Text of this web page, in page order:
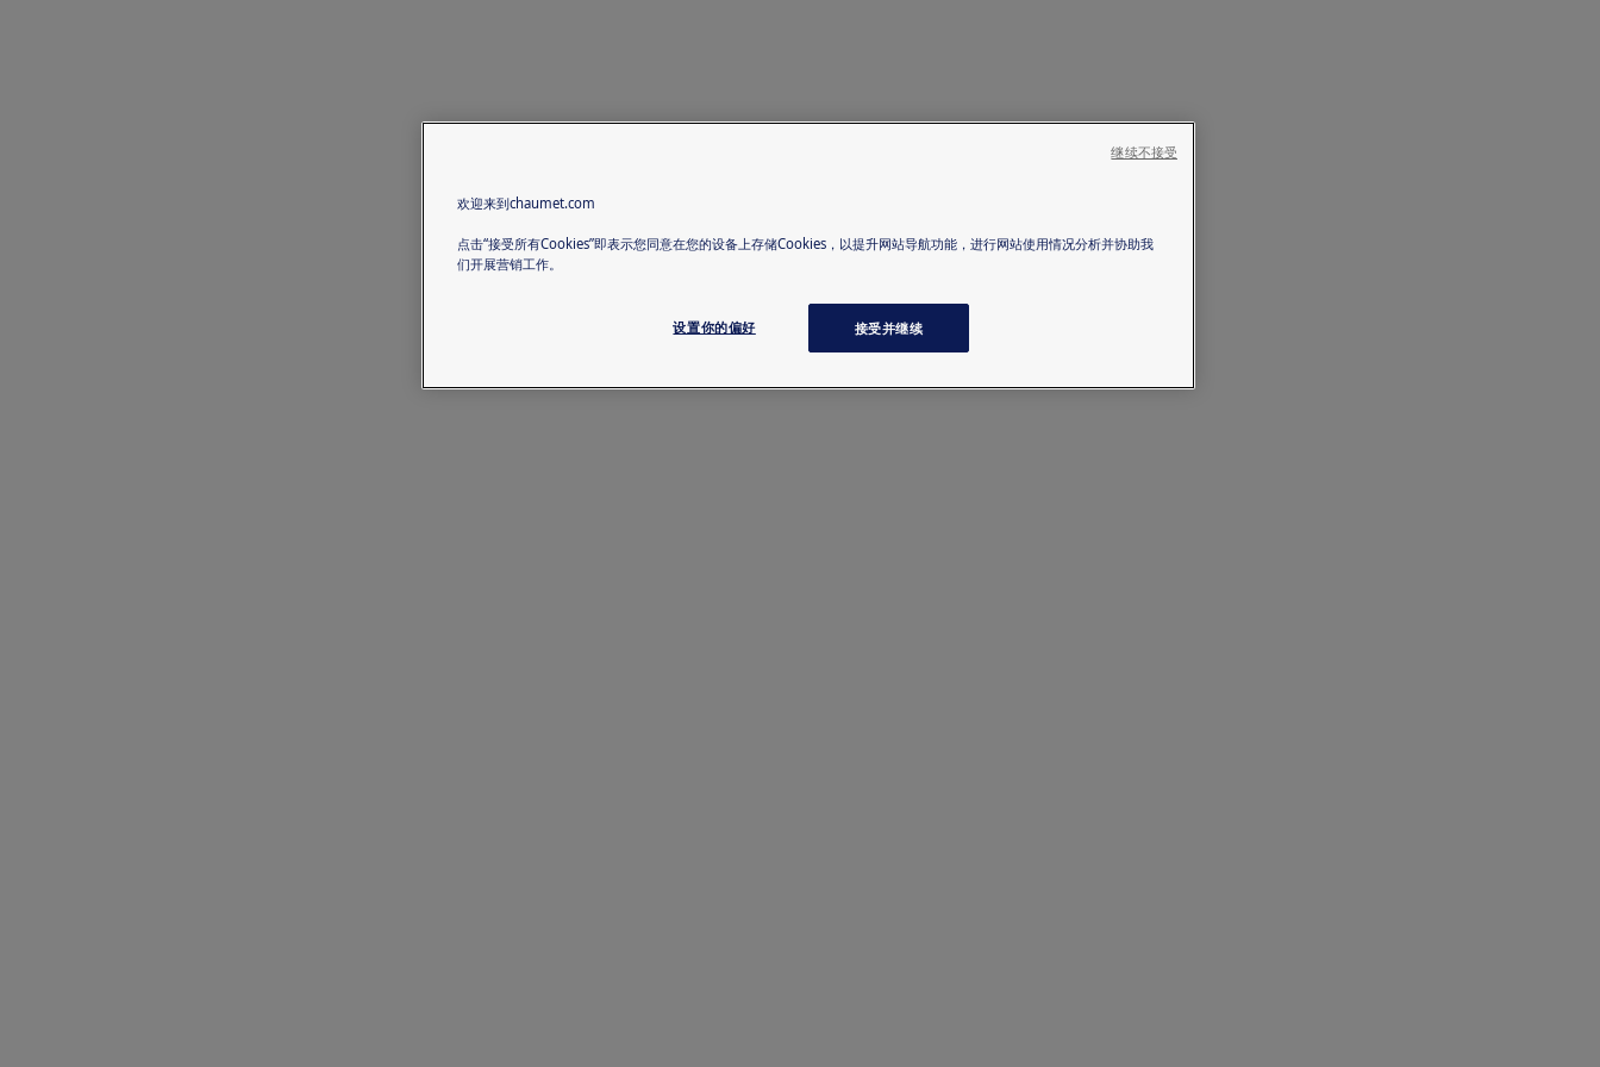
欢迎来到chaumet.com
点击“接受所有Cookies”即表示您同意在您的设备上存储Cookies，以提升网站导航功能，进行网站使用情况分析并协助我
们开展营销工作。
设置你的偏好 接受并继续
继续不接受